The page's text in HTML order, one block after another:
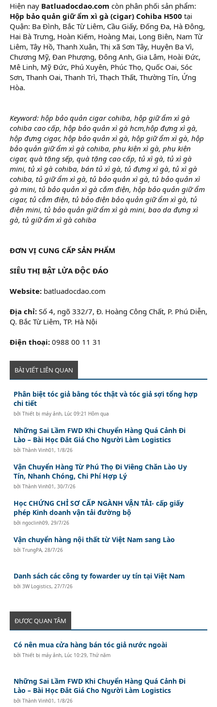
Hiện nay Batluadocdao.com còn phân phối sản phẩm:
Hộp bảo quản giữ ẩm xì gà (cigar) Cohiba H500 tại
Quận: Ba Đình, Bắc Từ Liêm, Cầu Giấy, Đống Đa, Hà Đông,
Hai Bà Trưng, Hoàn Kiếm, Hoàng Mai, Long Biên, Nam Từ
Liêm, Tây Hồ, Thanh Xuân, Thị xã Sơn Tây, Huyện Ba Vì,
Chương Mỹ, Đan Phượng, Đông Anh, Gia Lâm, Hoài Đức,
Mê Linh, Mỹ Đức, Phú Xuyên, Phúc Thọ, Quốc Oai, Sóc
Sơn, Thanh Oai, Thanh Trì, Thạch Thất, Thường Tín, Ứng
Hòa.
Keyword: hộp bảo quản cigar cohiba, hộp giữ ẩm xì gà
cohiba cao cấp, hộp bảo quản xì gà hcm,hộp đựng xì gà,
hộp đựng cigar, hộp bảo quản xì gà, hộp giữ ẩm xì gà, hộp
bảo quản giữ ẩm xì gà cohiba, phụ kiện xì gà, phụ kiện
cigar, quà tặng sếp, quà tặng cao cấp, tủ xì gà, tủ xì gà
mini, tủ xì gà cohiba, bán tủ xì gà, tủ đựng xì gà, tủ xì gà
cohiba, tủ giữ ẩm xì gà, tủ bảo quản xì gà, tủ bảo quản xì
gà mini, tủ bảo quản xì gà cắm điện, hộp bảo quản giữ ẩm
cigar, tủ cắm điện, tủ bảo điện bảo quản giữ ẩm xì gà, tủ
điện mini, tủ bảo quản giữ ẩm xì gà mini, bao da đựng xì
gà, tủ giữ ẩm xì gà cohiba
ĐƠN VỊ CUNG CẤP SẢN PHẨM
SIÊU THỊ BẬT LỬA ĐỘC ĐÁO
Website: batluadocdao.com
Địa chỉ: Số 4, ngõ 332/7, Đ. Hoàng Công Chất, P. Phú Diễn,
Q. Bắc Từ Liêm, TP. Hà Nội
Điện thoại: 0988 00 11 31
BÀI VIẾT LIÊN QUAN
Phân biệt tóc giả bằng tóc thật và tóc giả sợi tổng hợp
chi tiết
bởiThiết bị máy ảnh, Lúc 09:21 Hôm qua
Những Sai Lầm FWD Khi Chuyển Hàng Quá Cảnh Đi
Lào – Bài Học Đắt Giá Cho Người Làm Logistics
bởiThành Vinh01 , 1/8/26
Vận Chuyển Hàng Từ Phú Thọ Đi Viêng Chăn Lào Uy
Tín, Nhanh Chóng, Chi Phí Hợp Lý
bởiThành Vinh01 ,30/7/26
Học CHỨNG CHỈ SƠ CẤP NGÀNH VẬN TẢI- cấp giấy
phép Kinh doanh vận tải đường bộ
bởingoclinh09, 29/7/26
Vận chuyển hàng nội thất từ Việt Nam sang Lào
bởiTrungPA, 28/7/26
Danh sách các công ty fowarder uy tín tại Việt Nam
bởi3W Logistics, 27/7/26
ĐƯỢC QUAN TÂM
Có nên mua cửa hàng bán tóc giả nước ngoài
bởiThiết bị máy ảnh, Lúc 10:29, Thứ năm
Những Sai Lầm FWD Khi Chuyển Hàng Quá Cảnh Đi
Lào – Bài Học Đắt Giá Cho Người Làm Logistics
bởiThành Vinh01 , 1/8/26